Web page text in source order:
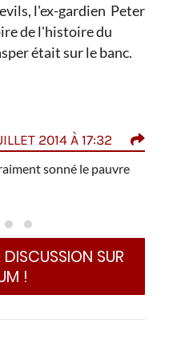
l'ex-gardien Peter
de l'histoire du
était sur le banc.
2014 À 17:32
sonné le pauvre
DISCUSSION SUR
!